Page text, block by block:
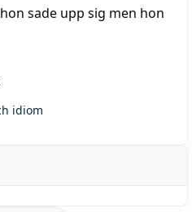
sade upp sig men hon
idiom